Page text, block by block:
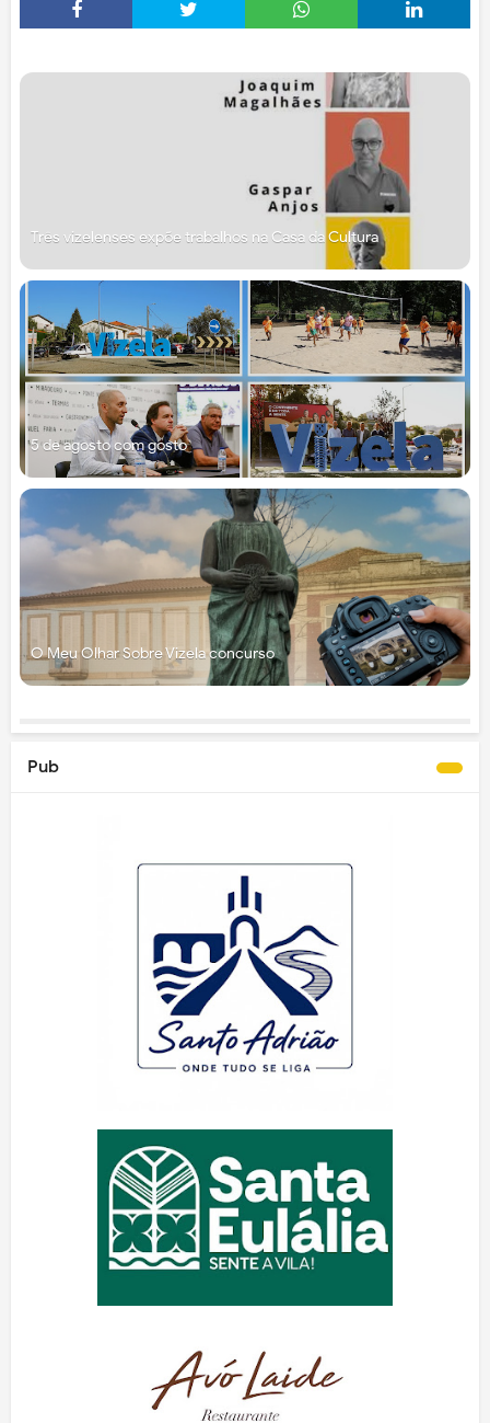
Três vizelenses expõe trabalhos na Casa da Cultura
5 de agosto com gosto
O Meu Olhar Sobre Vizela concurso
Pub